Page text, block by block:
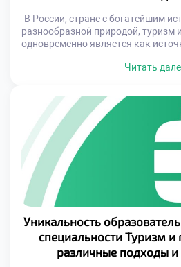
В России, стране с богатейшим
разнообразной природой, туризм
одновременно является как
риска из-за неправильного
выстроена система
бизнесом и местными
множества объектов
Читать
Уникальность
специальности Туризм и
различные подходы и